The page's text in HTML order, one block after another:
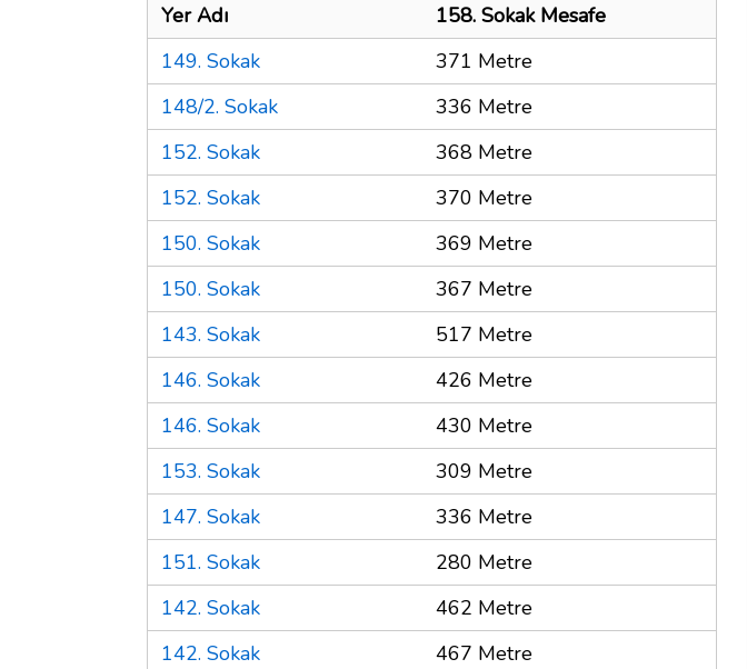
Yer Adı
158. Sokak Mesafe
149. Sokak
371 Metre
148/2. Sokak
336 Metre
152. Sokak
368 Metre
152. Sokak
370 Metre
150. Sokak
369 Metre
150. Sokak
367 Metre
143. Sokak
517 Metre
146. Sokak
426 Metre
146. Sokak
430 Metre
153. Sokak
309 Metre
147. Sokak
336 Metre
151. Sokak
280 Metre
142. Sokak
462 Metre
142. Sokak
467 Metre